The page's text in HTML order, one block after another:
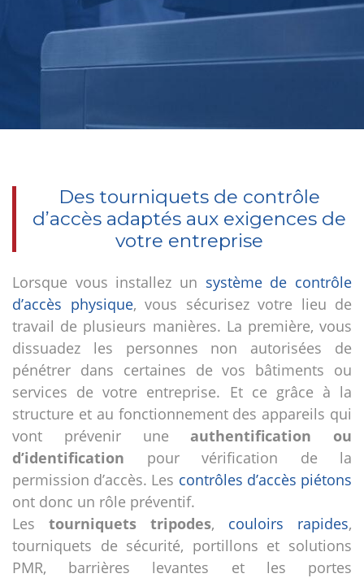
Des tourniquets de contrôle
d’accès adaptés aux exigences de
votre entreprise
Lorsque vous installez un système de contrôle
d’accès physique, vous sécurisez votre lieu de
travail de plusieurs manières. La première, vous
dissuadez les personnes non autorisées de
pénétrer dans certaines de vos bâtiments ou
services de votre entreprise. Et ce grâce à la
structure et au fonctionnement des appareils qui
vont prévenir une authentification ou
d’identification pour vérification de la
permission d’accès. Les contrôles d’accès piétons
ont donc un rôle préventif.
Les tourniquets tripodes, couloirs rapides,
tourniquets de sécurité, portillons et solutions
PMR, barrières levantes et les portes